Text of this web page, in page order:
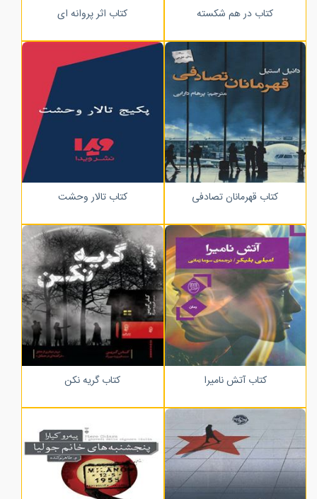
کتاب در هم شکسته کتاب اثر پروانه ای
کتاب قهرمانان تصادفی کتاب تالار وحشت
کتاب آتش نامیرا کتاب گریه نکن